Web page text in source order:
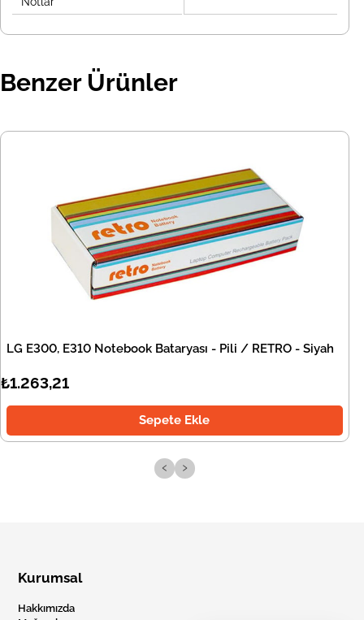
Benzer Ürünler
LG E300, E310 Notebook Bataryası - Pili / RETRO - Siyah
₺1.263,21
Sepete Ekle
‹ ›
Kurumsal
Hakkımızda